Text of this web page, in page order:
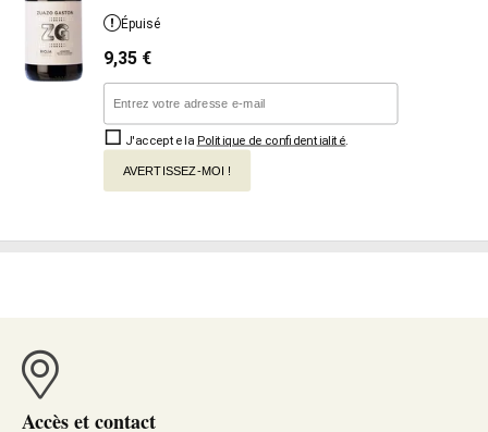
Épuisé
9,35 €
J'accepte la Politique de confidentialité
AVERTISSEZ-MOI !
Accès et contact